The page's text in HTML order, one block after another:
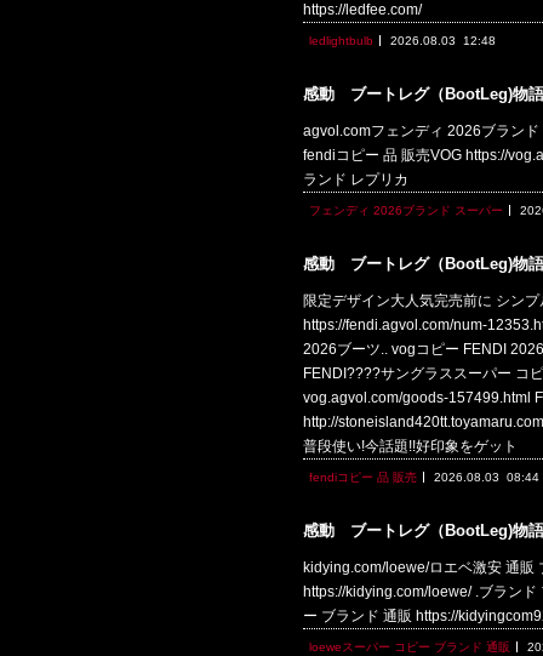
https://ledfee.com/
ledlightbulb 2026.08.03 12:48
感動 ブートレグ（BootLeg)物語
agvol.comフェンディ 2026ブラン
fendiコピー 品 販売VOG https://
ランド レプリカ
フェンディ 2026ブランド スーパー
感動 ブートレグ（BootLeg)物語
限定デザイン大人気完売前に シン
https://fendi.agvol.com/num-
2026ブーツ.. vogコピー FENDI
FENDI????サングラススーパー コ
vog.agvol.com/goods-157499.html
http://
普段使い!今話題!!好印象をゲット
fendiコピー 品 販売 2026.08.03 08:44
感動 ブートレグ（BootLeg)物語
kidying.com/loewe/ロエベ激安 通
https://kidying.com/loewe/ .ブラン
ー ブランド 通販 https://
loeweスーパー コピー ブランド 通販